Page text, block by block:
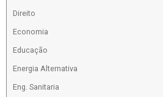
Direito
Economia
Educação
Energia Alternativa
Eng. Sanitaria